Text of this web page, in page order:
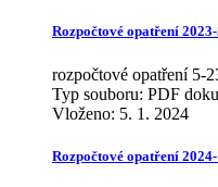
Rozpočtové opatření
rozpočtové opatření 5-
Typ souboru: PDF
Vloženo: 5. 1. 2024
Rozpočtové opatření 2024-